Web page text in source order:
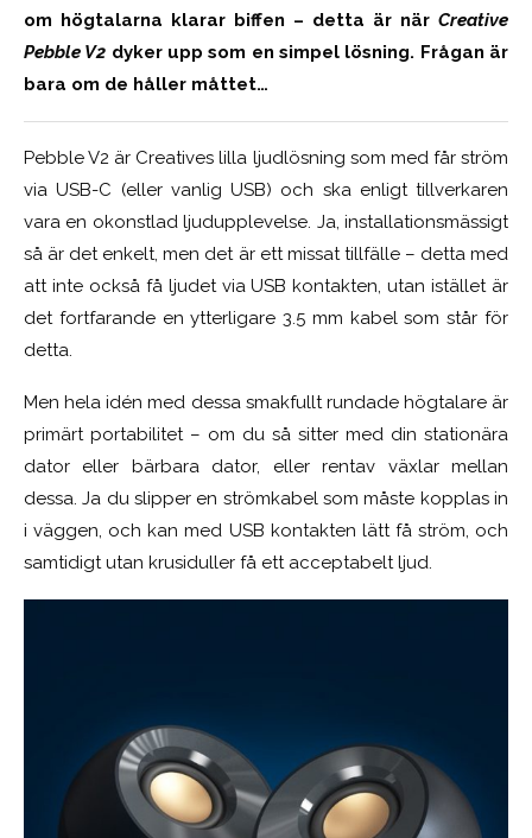
om högtalarna klarar biffen – detta är när Creative
Pebble V2 dyker upp som en simpel lösning. Frågan är
bara om de håller måttet…
Pebble V2 är Creatives lilla ljudlösning som med får ström
via USB-C (eller vanlig USB) och ska enligt tillverkaren
vara en okonstlad ljudupplevelse. Ja, installationsmässigt
så är det enkelt, men det är ett missat tillfälle – detta med
att inte också få ljudet via USB kontakten, utan istället är
det fortfarande en ytterligare 3.5 mm kabel som står för
detta.
Men hela idén med dessa smakfullt rundade högtalare är
primärt portabilitet – om du så sitter med din stationära
dator eller bärbara dator, eller rentav växlar mellan
dessa. Ja du slipper en strömkabel som måste kopplas in
i väggen, och kan med USB kontakten lätt få ström, och
samtidigt utan krusiduller få ett acceptabelt ljud.